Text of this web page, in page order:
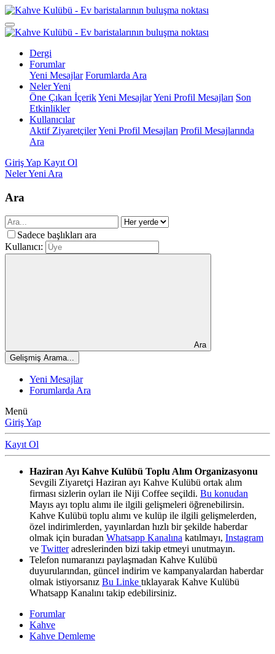
Dergi
Forumlar
Yeni Mesajlar Forumlarda Ara
Neler Yeni
Öne Çıkan İçerikYeni MesajlarYeni Profil Mesajları Son
Etkinlikler
Kullanıcılar
Aktif ZiyaretçilerYeni Profil Mesajları Profil Mesajlarında
Ara
Giriş Yap Kayıt Ol
Neler Yeni Ara
Ara
Sadece başlıkları ara
Kullanıcı:
Ara
Gelişmiş Arama...
Yeni Mesajlar
Forumlarda Ara
Menü
Giriş Yap
Kayıt Ol
Haziran Ayı Kahve Kulübü Toplu Alım Organizasyonu
Sevgili Ziyaretçi Haziran ayı Kahve Kulübü ortak alım
firması sizlerin oyları ile Niji Coffee seçildi. Bu konudan
Mayıs ayı toplu alımı ile ilgili gelişmeleri öğrenebilirsin.
Kahve Kulübü toplu alımı ve kulüp ile ilgili gelişmelerden,
özel indirimlerden, yayınlardan hızlı bir şekilde haberdar
olmak için buradan Whatsapp Kanalına katılmayı, Instagram
ve Twitteradreslerinden bizi takip etmeyi unutmayın.
Telefon numaranızı paylaşmadan Kahve Kulübü
duyurularından, güncel indirim ve kampanyalardan haberdar
olmak istiyorsanız Bu Linke tıklayarak Kahve Kulübü
Whatsapp Kanalını takip edebilirsiniz.
Forumlar
Kahve
Kahve Demleme